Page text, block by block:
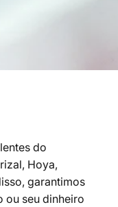
do
Hoya,
garantimos
ou seu dinheiro